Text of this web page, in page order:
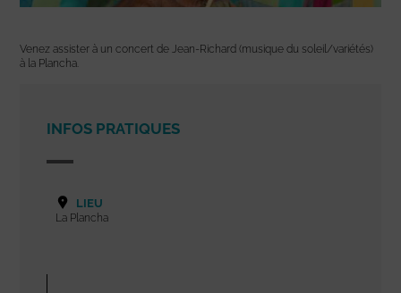
Venez assister à un concert de Jean-Richard (musique du soleil/variétés)
à la Plancha.
INFOS PRATIQUES
LIEU
La Plancha